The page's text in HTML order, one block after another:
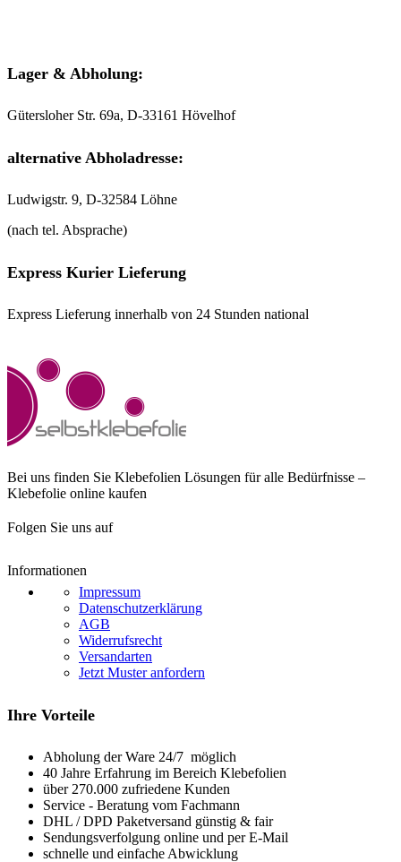
Lager & Abholung:
Gütersloher Str. 69a, D-33161 Hövelhof
alternative Abholadresse:
Ludwigstr. 9, D-32584 Löhne
(nach tel. Absprache)
Express Kurier Lieferung
Express Lieferung innerhalb von 24 Stunden national
Bei uns finden Sie Klebefolien Lösungen für alle Bedürfnisse –
Klebefolie online kaufen
Folgen Sie uns auf
Informationen
Impressum
Datenschutzerklärung
AGB
Widerrufsrecht
Versandarten
Jetzt Muster anfordern
Ihre Vorteile
Abholung der Ware 24/7 möglich
40 Jahre Erfahrung im Bereich Klebefolien
über 270.000 zufriedene Kunden
Service - Beratung vom Fachmann
DHL / DPD Paketversand günstig & fair
Sendungsverfolgung online und per E-Mail
schnelle und einfache Abwicklung